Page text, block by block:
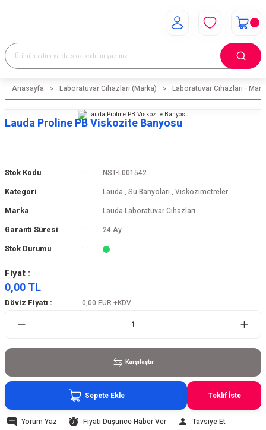
Anasayfa Laboratuvar Cihazları (Marka) Laboratuvar Cihazları -
Lauda Proline PB Viskozite Banyosu
Stok Kodu NST-L001542
Kategori Lauda , Su Banyoları , Viskozimetreler
Marka Lauda Laboratuvar Cihazları
Garanti Süresi 24 Ay
Stok Durumu
Fiyat :
0,00 TL
Döviz Fiyatı : 0,00 EUR +KDV
Karşılaştır
Sepete Ekle Teklif İste
Yorum Yaz Fiyatı Düşünce Haber Ver Tavsiye Et